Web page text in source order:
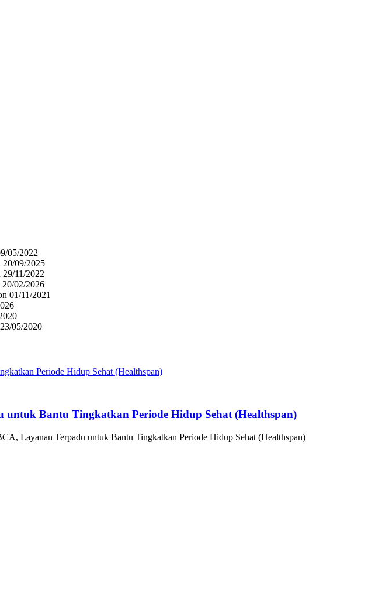
05/2022
20/09/2025
29/11/2022
20/02/2026
01/11/2021
05/2020
Bantu Tingkatkan Periode Hidup Sehat (Healthspan)
Layanan Terpadu untuk Bantu Tingkatkan Periode Hidup Sehat (Healthspan)